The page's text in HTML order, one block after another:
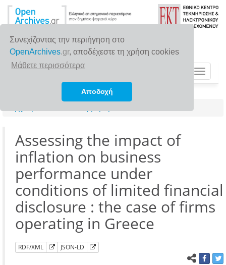
Συνεχίζοντας την περιήγηση στο
OpenArchives.gr, αποδέχεστε τη χρήση cookies
Μάθετε περισσότερα
Αποδοχή
Toggle
Assessing the impact of
inflation on business
performance under
conditions of limited financial
disclosure : the case of firms
operating in Greece
RDF/XML JSON-LD